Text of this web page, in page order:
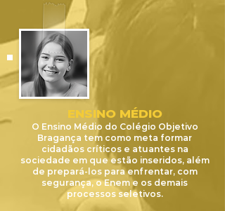
ENSINO MÉDIO
O Ensino Médio do Colégio Objetivo
Bragança tem como meta formar
cidadãos críticos e atuantes na
sociedade em que estão inseridos, além
de prepará-los para enfrentar, com
segurança, o Enem e os demais
processos seletivos.